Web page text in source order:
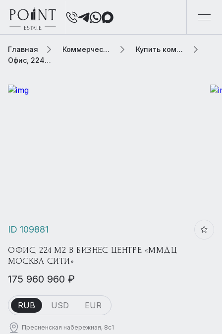
Главная Коммерческая элитная недвижимость
Купить коммерческую недвижимость
Офис, 224 м2 В бизнес центре «ММДЦ Москва Сити»
ID 109881
ОФИС, 224 М2 В БИЗНЕС ЦЕНТРЕ «ММДЦ
МОСКВА СИТИ»
175 960 960 ₽
RUB USD EUR
Пресненская набережная, 8с1